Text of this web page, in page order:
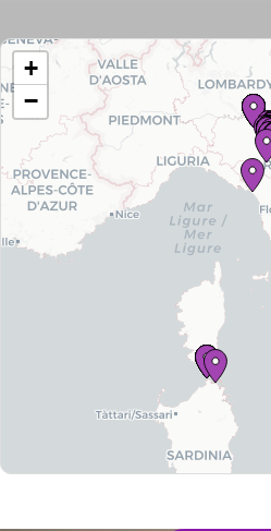
gliimmobili
+
−